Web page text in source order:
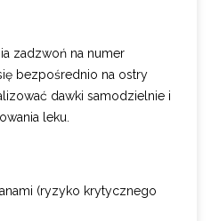
zadzwoń na numer
bezpośrednio na ostry
dawki samodzielnie i
leku.
(ryzyko krytycznego